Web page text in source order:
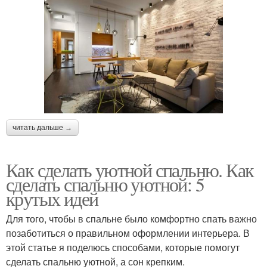
читать дальше →
Как сделать уютной спальню. Как
сделать спальню уютной: 5
крутых идей
Для того, чтобы в спальне было комфортно спать важно
позаботиться о правильном оформлении интерьера. В
этой статье я поделюсь способами, которые помогут
сделать спальню уютной, а сон крепким.